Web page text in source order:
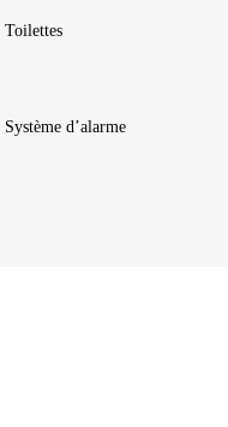
Toilettes
Système d’alarme